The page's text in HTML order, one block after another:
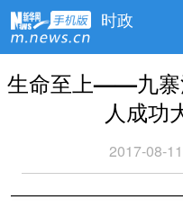
时政
生命至上——九寨
人成功
2017-08-11